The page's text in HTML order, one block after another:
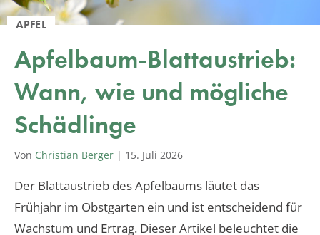
APFEL
Apfelbaum-Blattaustrieb:
Wann, wie und mögliche
Schädlinge
Von Christian Berger | 15. Juli 2026
Der Blattaustrieb des Apfelbaums läutet das
Frühjahr im Obstgarten ein und ist entscheidend für
Wachstum und Ertrag. Dieser Artikel beleuchtet die